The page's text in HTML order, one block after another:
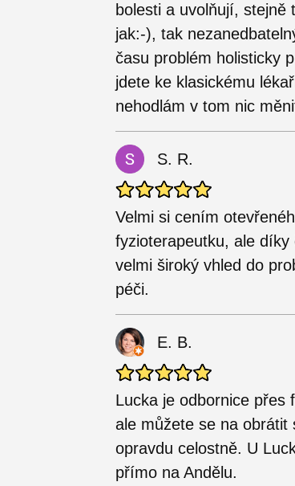
bolesti a uvolňují,
jak:-), tak
času problém holisticky
jdete ke klasickému
nehodlám v tom nic
S. R.
Velmi si cením
fyzioterapeutku, ale
velmi široký vhled do
péči.
E. B.
Lucka je odbornice přes
ale můžete se na obrátit
opravdu celostně. U
přímo na Andělu.